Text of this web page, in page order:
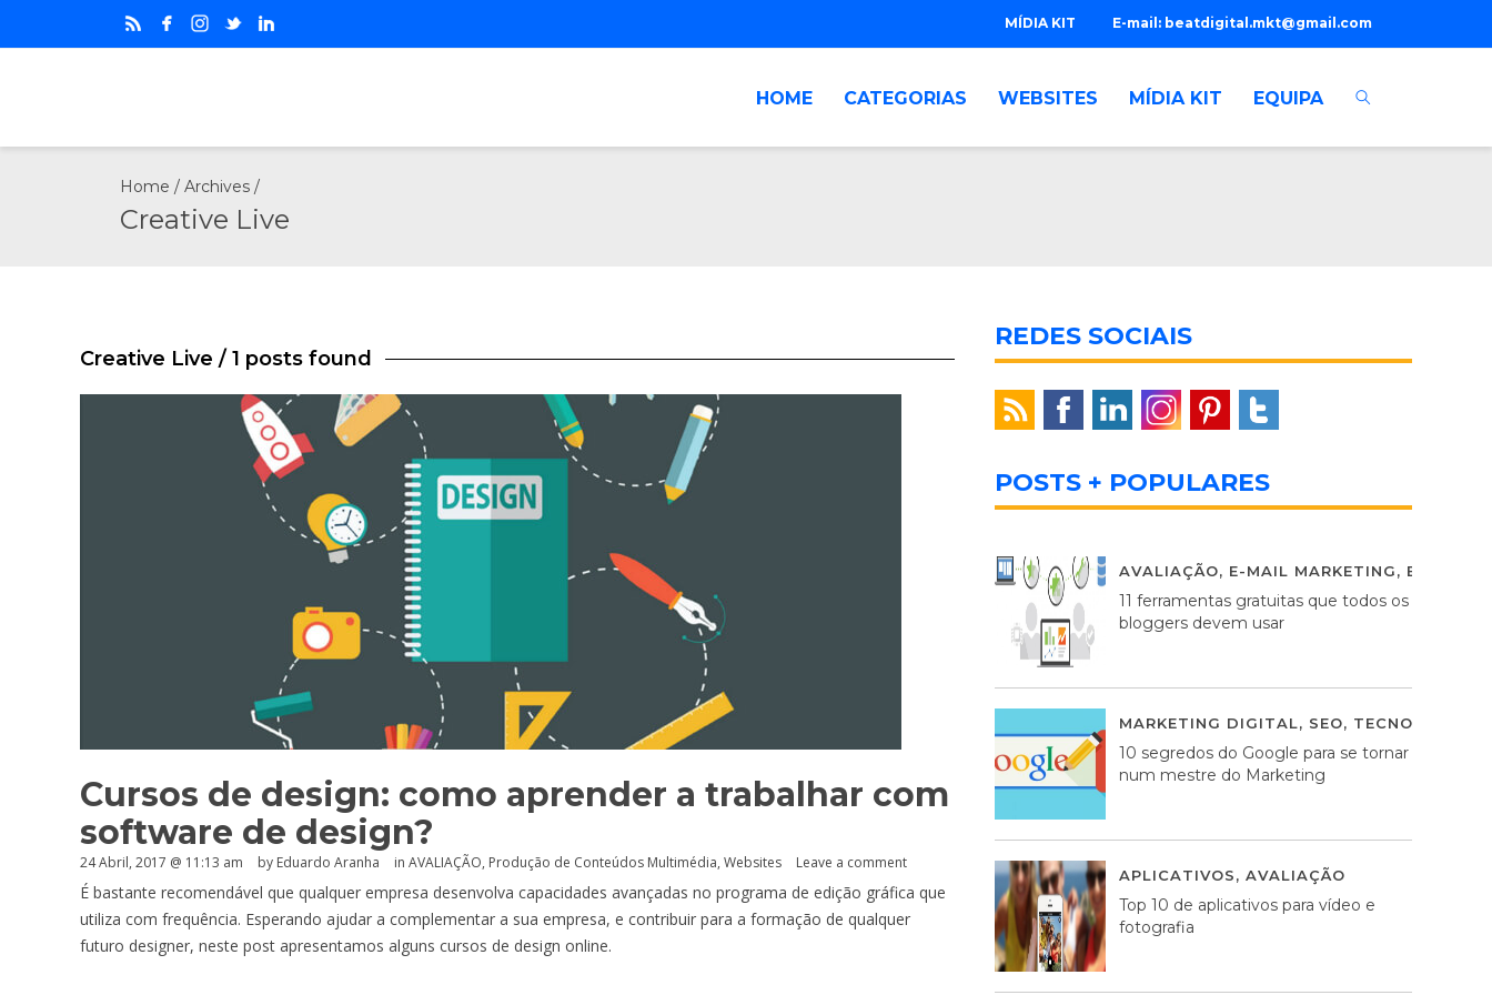
E-mail: beatdigital.mkt@gmail.com
MÍDIA KIT
HOME CATEGORIAS WEBSITES MÍDIA KIT EQUIPA
Home / Archives /
Creative Live
Creative Live / 1 posts found
Cursos de design: como aprender a trabalhar com
software de design?
24 Abril, 2017 @ 11:13 am by Eduardo Aranha in AVALIAÇÃO, Produção de Conteúdos Multimédia, Websites Leave a comment
É bastante recomendável que qualquer empresa desenvolva capacidades avançadas no programa de edição gráfica que
utiliza com frequência. Esperando ajudar a complementar a sua empresa, e contribuir para a formação de qualquer
futuro designer, neste post apresentamos alguns cursos de design online.
REDES SOCIAIS
POSTS + POPULARES
AVALIAÇÃO, E-MAIL MARKETING,
11 ferramentas gratuitas que todos os
bloggers devem usar
MARKETING DIGITAL, SEO, TECNOLOGIA
10 segredos do Google para se tornar
num mestre do Marketing
APLICATIVOS, AVALIAÇÃO
Top 10 de aplicativos para vídeo e
fotografia